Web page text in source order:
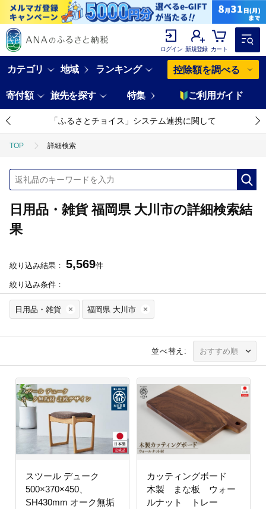
ログイン 新規登録 カート
カテゴリ 地域 ランキング 控除額を調べる
寄付額 旅先を探す 特集 ご利用ガイド
「ふるさとチョイス」システム連携に関して
TOP 詳細検索
日用品・雑貨 福岡県 大川市の詳細検索結
果
絞り込み結果： 5,569件
絞り込み条件：
日用品・雑貨 福岡県 大川市
並べ替え:
スツール デューク
500×370×450、
SH430mm オーク無垢
カッティングボード
木製 まな板 ウォー
ルナット トレー